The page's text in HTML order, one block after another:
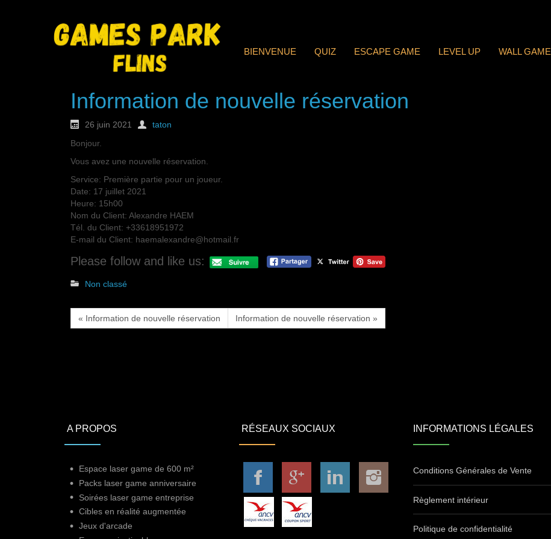
BIENVENUE QUIZ ESCAPE GAME LEVEL UP WALL GAME
Information de nouvelle réservation
26 juin 2021
taton
Bonjour.
Vous avez une nouvelle réservation.
Service: Première partie pour un joueur.
Date: 17 juillet 2021
Heure: 15h00
Nom du Client: Alexandre HAEM
Tél. du Client: +33618951972
E-mail du Client: haemalexandre@hotmail.fr
Please follow and like us:
Non classé
« Information de nouvelle réservation Information de nouvelle réservation »
A PROPOS
Espace laser game de 600 m²
Packs laser game anniversaire
Soirées laser game entreprise
Cibles en réalité augmentée
Jeux d'arcade
RÉSEAUX SOCIAUX INFORMATIONS LÉGALES
Conditions Générales de Vente
Règlement intérieur
Politique de confidentialité